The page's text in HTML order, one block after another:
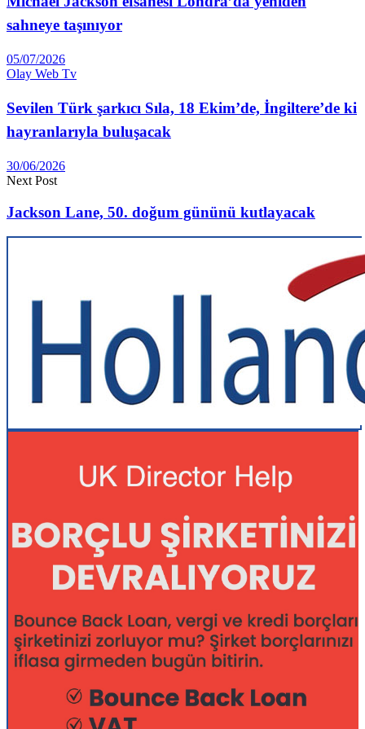
sahneye taşınıyor
05/07/2026
Olay Web Tv
Sevilen Türk şarkıcı Sıla, 18 Ekim’de, İngiltere’de ki
hayranlarıyla buluşacak
30/06/2026
Next Post
Jackson Lane, 50. doğum gününü kutlayacak